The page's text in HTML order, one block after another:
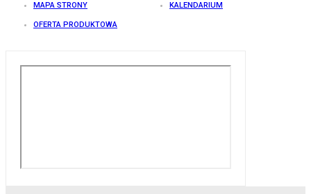
MAPA STRONY KALENDARIUM
OFERTA PRODUKTOWA